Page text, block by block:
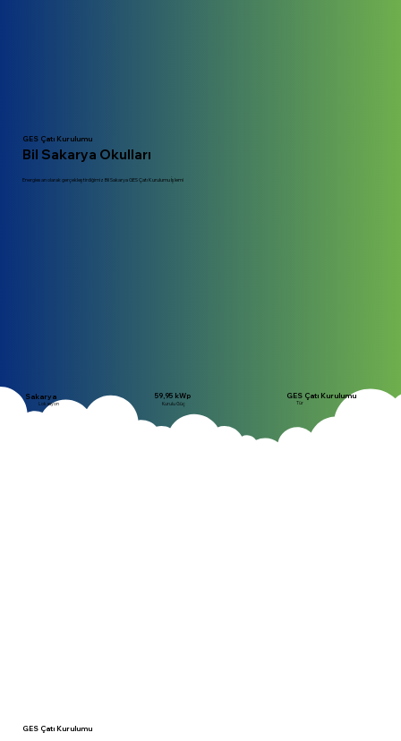
Bil Sakarya Okulları
GES Çatı Kurulumu
Energiesan olarak gerçekleştirdiğimiz Bil Sakarya GES Çatı Kurulumu İşlemi
Kurulu Güç
59,95 kWp
Lokasyon
Sakarya
Tür
GES Çatı Kurulumu
GES Çatı Kurulumu